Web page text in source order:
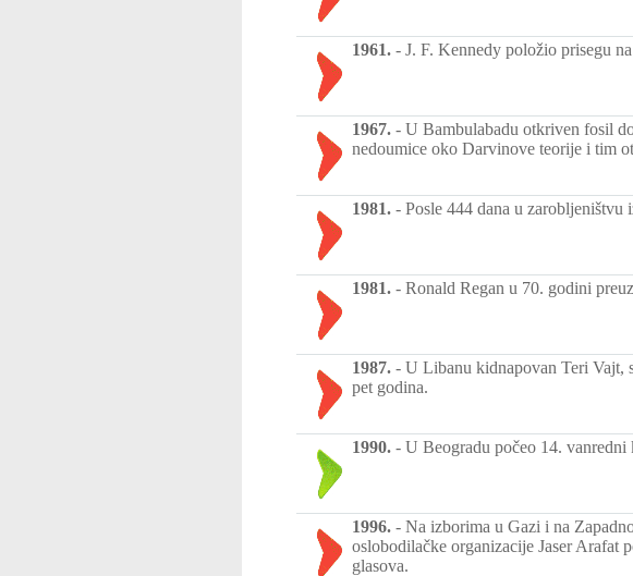
1961. - J. F. Kennedy položio prisegu
1967. - U Bambulabadu otkriven fosil
nedoumice oko Darvinove teorije i tim
1981. - Posle 444 dana u zarobljeništvu
1981. - Ronald Regan u 70. godini
1987. - U Libanu kidnapovan Teri Vajt,
pet godina.
1990. - U Beogradu počeo 14.
1996. - Na izborima u Gazi i na
oslobodilačke organizacije Jaser Arafat
glasova.